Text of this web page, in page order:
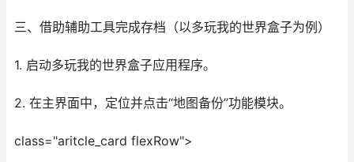
三、借助辅助工具完成存档（以多玩我的世界盒子为例）
1. 启动多玩我的世界盒子应用程序。
2. 在主界面中，定位并点击“地图备份”功能模块。
class="aritcle_card flexRow">